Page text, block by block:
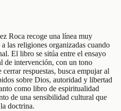
Roca recoge una línea muy
las religiones organizadas cuando
El libro se sitúa entre el ensayo
de intervención, con un tono
respuestas, busca empujar al
sobre Dios, autoridad y libertad
como libro de espiritualidad
de una sensibilidad cultural que
doctrina.